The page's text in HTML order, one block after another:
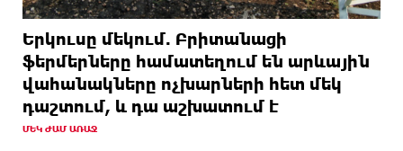
Երկուսը մեկում. Բրիտանացի
ֆերմերները համատեղում են արևային
վահանակները ոչխարների հետ մեկ
դաշտում, և դա աշխատում է
ՄԵԿ ԺԱՄ ԱՌԱՋ